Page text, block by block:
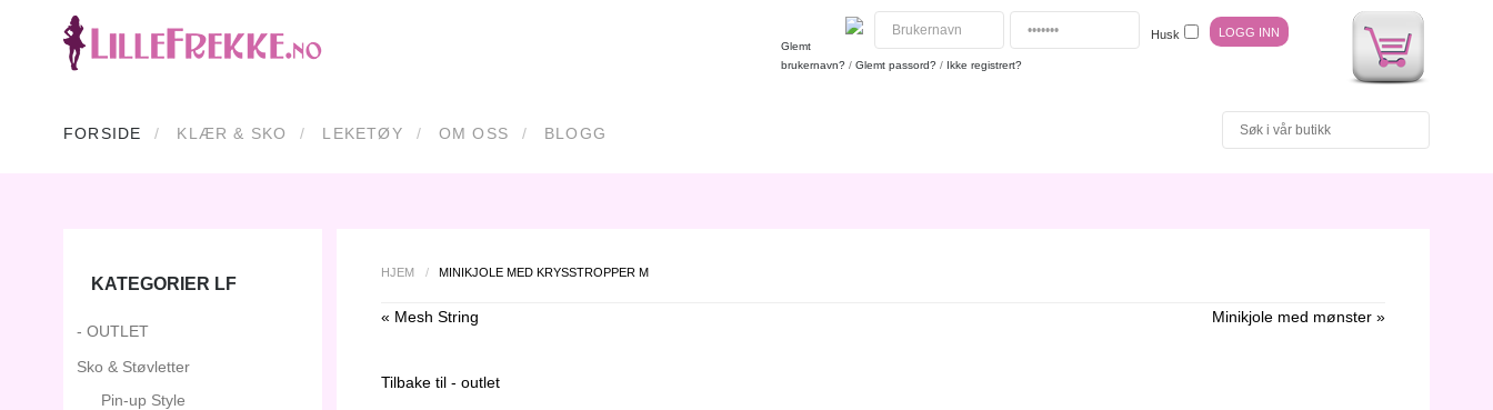
Husk
Glemt
brukernavn? / Glemt passord? / Ikke registrert?
FORSIDE KLÆR & SKO LEKETØY OM OSS BLOGG
HJEM / MINIKJOLE MED KRYSSTROPPER M
« Mesh String Minikjole med mønster »
Tilbake til - outlet
KATEGORIER LF
- OUTLET
Sko & Støvletter
Pin-up Style